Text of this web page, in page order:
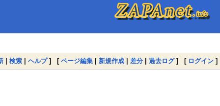
| 検索 | ヘルプ] [ ページ編集 | 新規作成 | 差分 | 過去ログ] [ ログイン ]